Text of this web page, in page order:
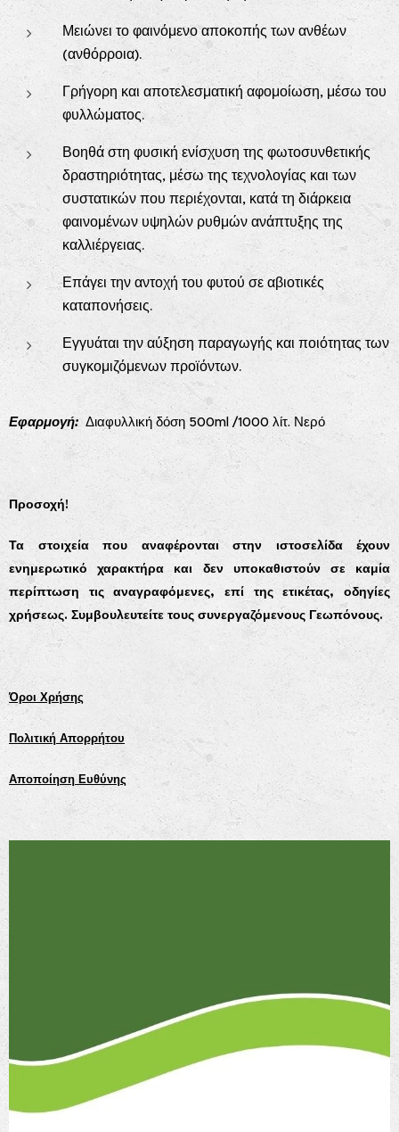
Μειώνει το φαινόμενο αποκοπής των ανθέων
(ανθόρροια).
Γρήγορη και αποτελεσματική αφομοίωση, μέσω του
φυλλώματος.
Βοηθά στη φυσική ενίσχυση της φωτοσυνθετικής
δραστηριότητας, μέσω της τεχνολογίας και των
συστατικών που περιέχονται, κατά τη διάρκεια
φαινομένων υψηλών ρυθμών ανάπτυξης της
καλλιέργειας.
Επάγει την αντοχή του φυτού σε αβιοτικές
καταπονήσεις.
Εγγυάται την αύξηση παραγωγής και ποιότητας των
συγκομιζόμενων προϊόντων.
Εφαρμογή: Διαφυλλική δόση 500ml /1000 λίτ. Νερό
Προσοχή!
Τα στοιχεία που αναφέρονται στην ιστοσελίδα έχουν
ενημερωτικό χαρακτήρα και δεν υποκαθιστούν σε καμία
περίπτωση τις αναγραφόμενες, επί της ετικέτας, οδηγίες
χρήσεως. Συμβουλευτείτε τους συνεργαζόμενους Γεωπόνους.
Όροι Χρήσης
Πολιτική Απορρήτου
Αποποίηση Ευθύνης